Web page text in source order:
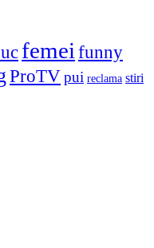
femei funny
ProTVpui reclama stiri